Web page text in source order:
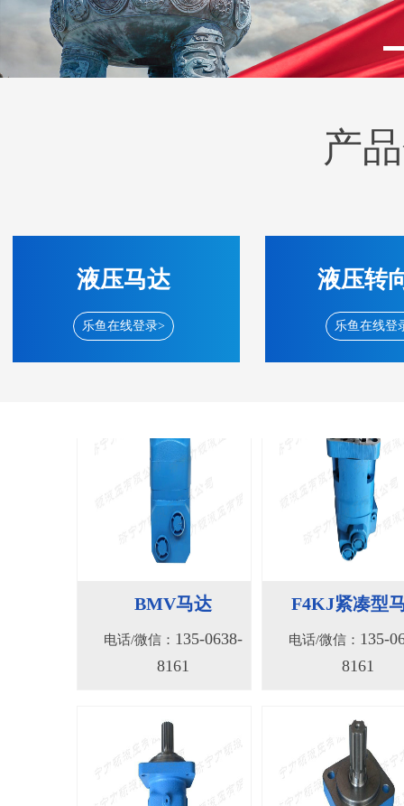
产
液压马达
乐鱼在线登录>
液压转
乐鱼在线登
135-0638-
8161
135-
8161
BMV马达
电话/微信：135-0638-
F4KJ紧凑型
电话/微信：135-